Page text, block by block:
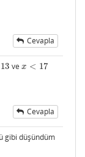
Cevapla
13 ve x < 17
x< 17
Cevapla
gibi düşündüm